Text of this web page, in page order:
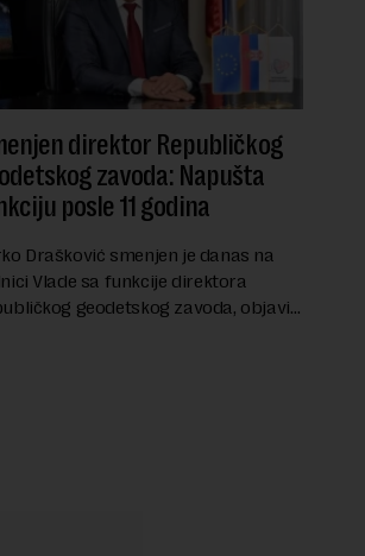
direktor Republičkog
zavoda: Napušta
posle 11 godina
Drašković smenjen je danas na
Vlade sa funkcije direktora
geodetskog zavoda, objavio